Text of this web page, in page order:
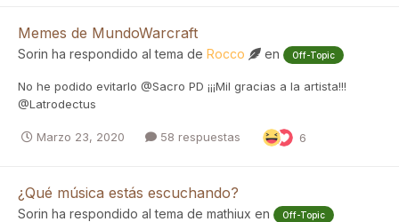
Memes de MundoWarcraft
Sorin ha respondido al tema de Rocco en Off-Topic
No he podido evitarlo @Sacro PD ¡¡¡Mil gracias a la artista!!!
@Latrodectus
Marzo 23, 2020 58 respuestas 6
¿Qué música estás escuchando?
Sorin ha respondido al tema de mathiux en Off-Topic